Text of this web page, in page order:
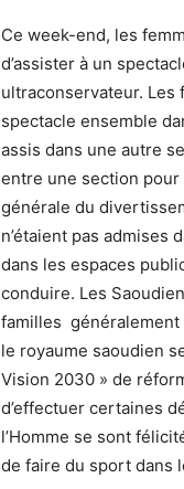
Ce week-end, les
d’assister à un
ultraconservateur.
spectacle ensemble
assis dans une autre
entre une section pour
générale du
n’étaient pas admises
dans les espaces
conduire. Les
familles généralement
le royaume saoudien
Vision 2030 » de
d’effectuer certaines
l’Homme se sont
de faire du sport dans